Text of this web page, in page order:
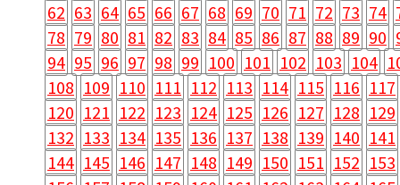
62 63 64 65 66 67 68 69 70 71 72 73 74
78 79 80 81 82 83 84 85 86 87 88 89 90
94 95 96 97 98 99 100 101 102 103 104
108 109 110 111 112 113 114 115 116 117
120 121 122 123 124 125 126 127 128 129
132 133 134 135 136 137 138 139 140 141
144 145 146 147 148 149 150 151 152 153